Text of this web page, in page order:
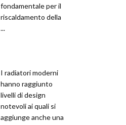
fondamentale per il
riscaldamento della
...
I radiatori moderni
hanno raggiunto
livelli di design
notevoli ai quali si
aggiunge anche una